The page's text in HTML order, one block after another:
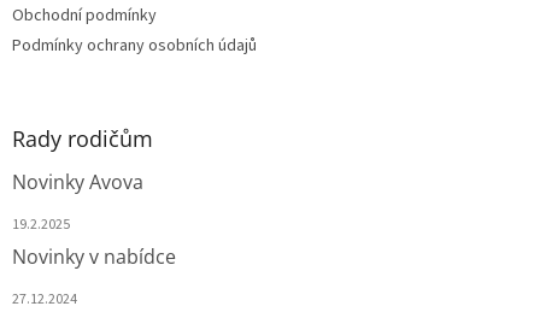
Obchodní podmínky
Podmínky ochrany osobních údajů
Rady rodičům
Novinky Avova
19.2.2025
Novinky v nabídce
27.12.2024